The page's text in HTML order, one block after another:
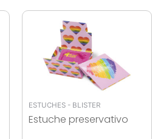
ESTUCHES - BLISTER
Estuche preservativo